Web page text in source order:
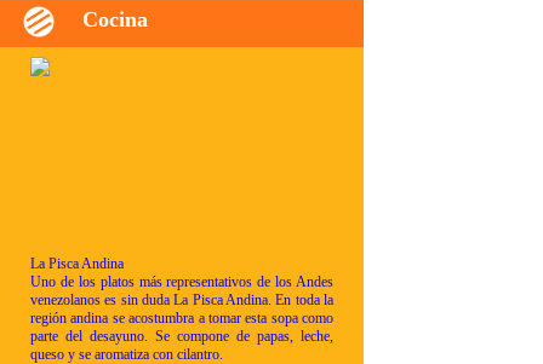
Cocina
La Pisca Andina
Uno de los platos más representativos de los Andes
venezolanos es sin duda La Pisca Andina. En toda la
región andina se acostumbra a tomar esta sopa como
parte del desayuno. Se compone de papas, leche,
queso y se aromatiza con cilantro.